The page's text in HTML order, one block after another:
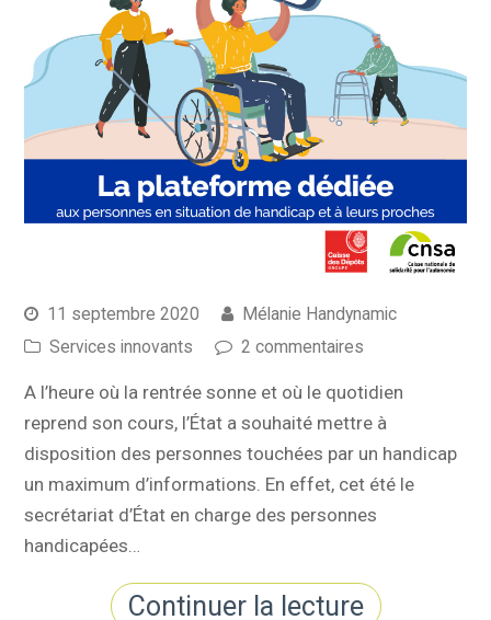
11 septembre 2020
Mélanie Handynamic
Services innovants
2 commentaires
A l’heure où la rentrée sonne et où le quotidien
reprend son cours, l’État a souhaité mettre à
disposition des personnes touchées par un handicap
un maximum d’informations. En effet, cet été le
secrétariat d’État en charge des personnes
handicapées…
Continuer la lecture